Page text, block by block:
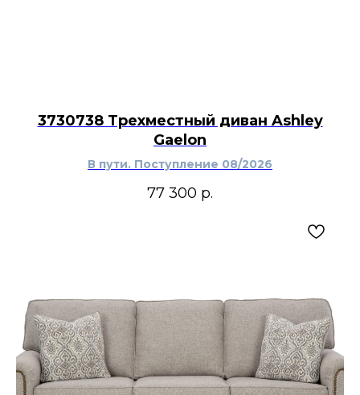
3730738 Трехместный диван Ashley
Gaelon
В пути. Поступление 08/2026
77 300 р.